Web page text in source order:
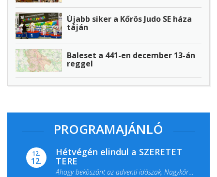
Újabb siker a Kőrös Judo SE háza
táján
Baleset a 441-en december 13-án
reggel
PROGRAMAJÁNLÓ
12.
12.
Hétvégén elindul a SZERETET
TERE
Ahogy beköszönt az adventi időszak, Nagykőrös